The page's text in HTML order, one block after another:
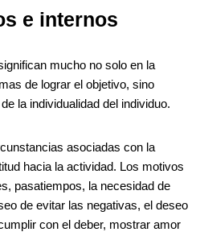
e internos
mucho no solo en la
de lograr el objetivo, sino
la individualidad del individuo.
asociadas con la
hacia la actividad. Los motivos
pasatiempos, la necesidad de
de evitar las negativas, el deseo
con el deber, mostrar amor